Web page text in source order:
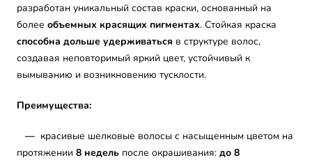
разработан уникальный состав краски, основанный на
более объемных красящих пигментах. Стойкая краска
способна дольше удерживаться в структуре волос,
создавая неповторимый яркий цвет, устойчивый к
вымыванию и возникновению тусклости.
Преимущества:
— красивые шелковые волосы с насыщенным цветом на
протяжении 8 недель после окрашивания: до 8